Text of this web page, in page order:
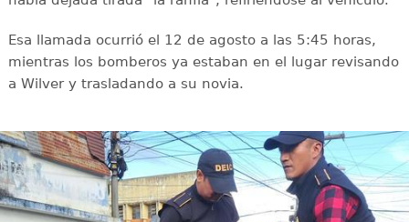
Esa llamada ocurrió el 12 de agosto a las 5:45 horas,
mientras los bomberos ya estaban en el lugar revisando
a Wilver y trasladando a su novia.